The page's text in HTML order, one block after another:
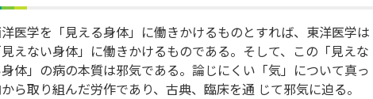
医学を「見える身体」に働きかけるものとすれば、東洋医学は
えない身体」に働きかけるものである。そして、この「見えな
体」の病の本質は邪気である。論じにくい「気」について真っ
ら取り組んだ労作であり、古典、臨床を通 じて邪気に迫る。